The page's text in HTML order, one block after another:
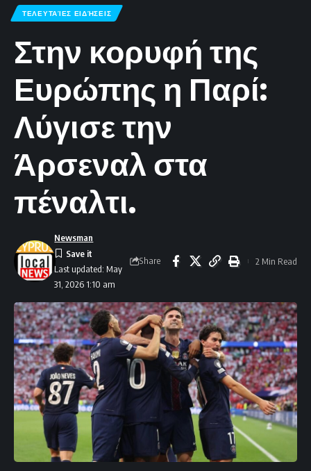
ΤΕΛΕΥΤΑΊΕΣ ΕΙΔΉΣΕΙΣ
Στην κορυφή της
Ευρώπης η Παρί:
Λύγισε την
Άρσεναλ στα
πέναλτι.
Last updated: May
31, 2026 1:10 am
Newsman
Share 2 Min Read